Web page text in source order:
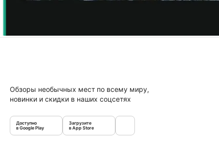
Обзоры необычных мест по всему миру,
новинки и скидки в наших соцсетях
Доступно
в Google Play
Загрузите
в App Store